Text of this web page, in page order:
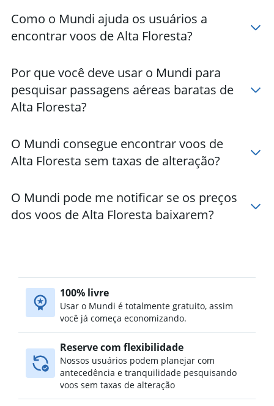
Como o Mundi ajuda os usuários a
encontrar voos de Alta Floresta?
Por que você deve usar o Mundi para
pesquisar passagens aéreas baratas de
Alta Floresta?
O Mundi consegue encontrar voos de
Alta Floresta sem taxas de alteração?
O Mundi pode me notificar se os preços
dos voos de Alta Floresta baixarem?
100% livre
Usar o Mundi é totalmente gratuito, assim
você já começa economizando.
Reserve com flexibilidade
Nossos usuários podem planejar com
antecedência e tranquilidade pesquisando
voos sem taxas de alteração